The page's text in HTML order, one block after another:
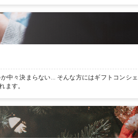
中々決まらない… そんな方にはギフトコンシェ
ます。